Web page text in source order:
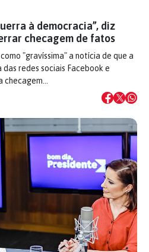
à democracia”, diz
checagem de fatos
"gravíssima" a notícia de que a
redes sociais Facebook e
checagem…